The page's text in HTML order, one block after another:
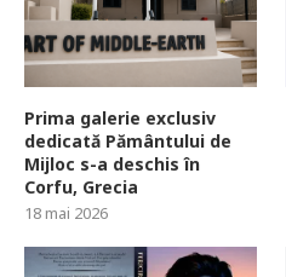
Prima galerie exclusiv
dedicată Pământului de
Mijloc s-a deschis în
Corfu, Grecia
18 mai 2026